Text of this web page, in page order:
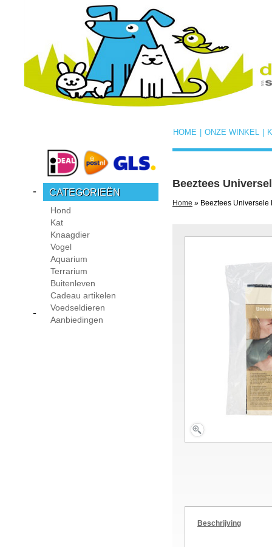
ONZE WINKEL
HOME
CATEGORIEËN
-
Hond
Kat
Knaagdier
Vogel
Aquarium
Terrarium
Buitenleven
Cadeau artikelen
Voedseldieren
Aanbiedingen
-
Beeztees
Home » Beeztees Universele
Beschrijving